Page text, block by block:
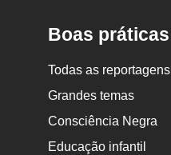
Boas práticas
Todas as reportagens
Grandes temas
Consciência Negra
Educação infantil